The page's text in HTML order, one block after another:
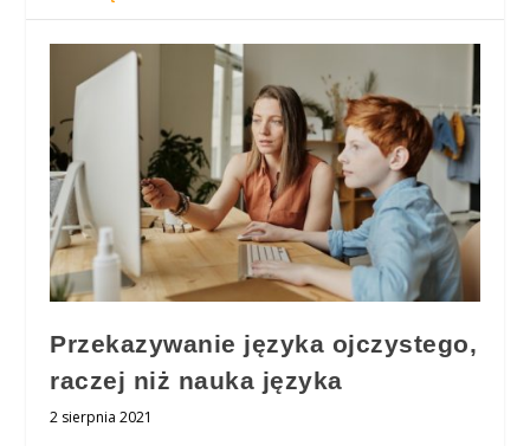
Przekazywanie języka ojczystego,
raczej niż nauka języka
2 sierpnia 2021